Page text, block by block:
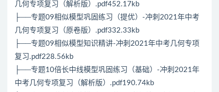
几何专项复习（解析版）.pdf452.17kb
├──专题09相似模型巩固练习（提优）-冲刺2021年中考
几何专项复习（原卷版）.pdf332.33kb
├──专题09相似模型知识精讲-冲刺2021年中考几何专项
复习.pdf228.56kb
├──专题10倍长中线模型巩固练习（基础）-冲刺2021年
中考几何专项复习（解析版）.pdf190.74kb